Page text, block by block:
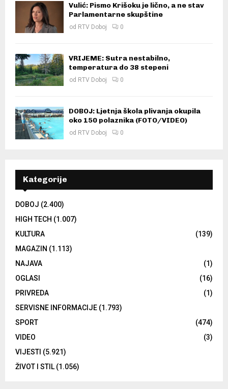
Vulić: Pismo Krišoku je lično, a ne stav
Parlamentarne skupštine
od RTV Doboj 0
VRIJEME: Sutra nestabilno,
temperatura do 38 stepeni
od RTV Doboj 0
DOBOJ: Ljetnja škola plivanja okupila
oko 150 polaznika (FOTO/VIDEO)
od RTV Doboj 0
Kategorije
DOBOJ (2.400)
HIGH TECH (1.007)
KULTURA
(139)
MAGAZIN (1.113)
NAJAVA
(1)
OGLASI
(16)
PRIVREDA
(1)
SERVISNE INFORMACIJE (1.793)
SPORT
(474)
VIDEO
(3)
VIJESTI (5.921)
ŽIVOT I STIL (1.056)